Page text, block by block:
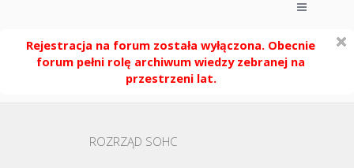
Rejestracja na forum została wyłączona. Obecnie
forum pełni rolę archiwum wiedzy zebranej na
przestrzeni lat.
ROZRZĄD SOHC